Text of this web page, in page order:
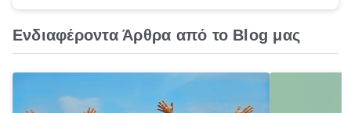
Ενδιαφέροντα Άρθρα από το Blog μας